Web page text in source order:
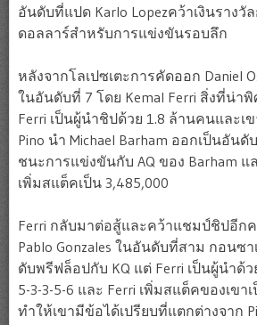
อันดับที่แปด Karlo Lopezคว้าเงินรางวั
ดอลลาร์สำหรับการแข่งขันรอบลึก
หลังจากโลเปซเตะการคัดออก Daniel
ในอันดับที่ 7 โดย Kemal Ferri สิ่งที่น่า
Ferri เป็นผู้นำชิปด้วย 1.8 ล้านคนและเ
Pino นำ Michael Barham ออกเป็นอันดั
ชนะการแข่งขันกับ AQ ของ Barham แ
เพิ่มสแต็คเป็น 3,485,000
Ferri กลับมาต่อสู้และคว้าแชมป์ชิปอีกค
Pablo Gonzales ในอันดับที่สาม กอนซ
ดับพรีฟล็อปกับ KQ แต่ Ferri เป็นผู้นำด้
5-3-3-5-6 และ Ferri เพิ่มสแต็คของเขา
ทำให้เขามีข้อได้เปรียบที่แตกต่างจาก